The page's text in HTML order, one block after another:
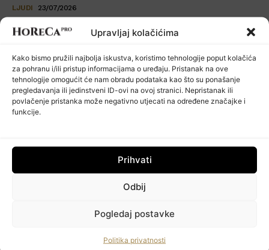
Upravljaj kolačićima
Kako bismo pružili najbolja iskustva, koristimo tehnologije poput kolačića
za pohranu i/ili pristup informacijama o uređaju. Pristanak na ove
tehnologije omogućit će nam obradu podataka kao što su ponašanje
pregledavanja ili jedinstveni ID-ovi na ovoj stranici. Nepristanak ili
povlačenje pristanka može negativno utjecati na određene značajke i
funkcije.
Prihvati
Odbij
Pogledaj postavke
Politika privatnosti
LJUDI 23/07/2026
Restoran Tomassino osvojio četiri prestižne nagrade Haute
VIJESTI 23/07/2026
Kuhinja koja šuti: seksualno uznemiravanje kao operativni
problem
POSLOVNI SAVJETI